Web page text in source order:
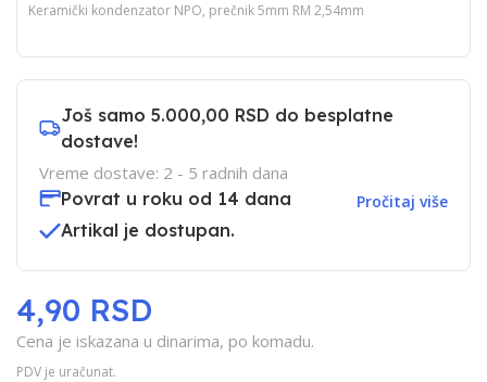
Keramički kondenzator NPO, prečnik 5mm RM 2,54mm
Još samo 5.000,00 RSD do besplatne
dostave!
Vreme dostave: 2 - 5 radnih dana
Povrat u roku od 14 dana
Pročitaj više
Artikal je dostupan.
Cena je iskazana u dinarima, po komadu.
PDV je uračunat.
4,90 RSD